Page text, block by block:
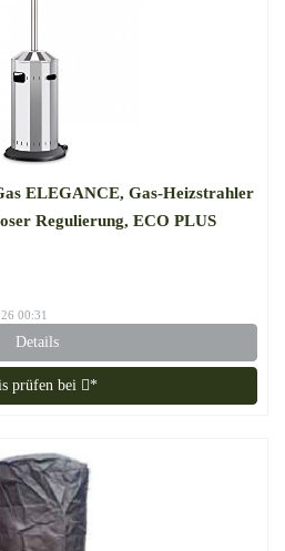
ELEGANCE, Gas-Heizstrahler
Regulierung, ECO PLUS
00:31
Details
prüfen bei *